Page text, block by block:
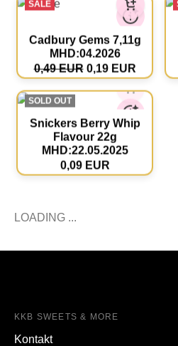
Cadbury Gems 7,11g
MHD:04.2026
0,49 EUR 0,19 EUR
Snickers Berry Whip
Flavour 22g
MHD:22.05.2025
0,09 EUR
KKB SWEETS & MORE
Kontakt